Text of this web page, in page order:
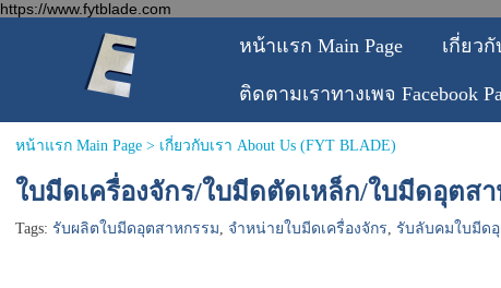
https://www.fytblade.com
หน้าแรก Main Page เกี่ยวกั
ติดตามเราทางเพจ Facebook
หน้าแรก Main Page > เกี่ยวกับเรา About Us (FYT BLADE)
ใบมีดเครื่องจักร/ใบมีดตัดเหล็ก/ใบมีดอุตส
Tags: รับผลิตใบมีดอุตสาหกรรม, จำหน่ายใบมีดเครื่องจักร, รับลับคมใบมีด